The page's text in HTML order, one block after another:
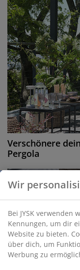
Verschönere
Pergola
Wir
Bei JYSK verwenden
Kennungen, um dir
Website zu bieten.
über dich, um
Werbung zu